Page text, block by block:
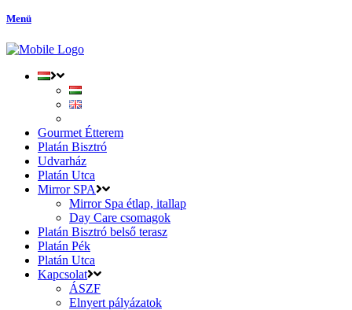
Menü
Gourmet Étterem
Platán Bisztró
Udvarház
Platán Utca
Mirror SPA
Mirror Spa étlap, itallap
Day Care csomagok
Platán Bisztró belső terasz
Platán Pék
Platán Utca
Kapcsolat
ÁSZF
Elnyert pályázatok